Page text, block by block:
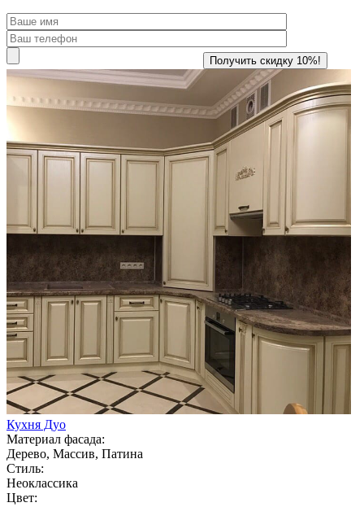
Кухня Дуо
Материал фасада:
Дерево, Массив, Патина
Стиль:
Неоклассика
Цвет: